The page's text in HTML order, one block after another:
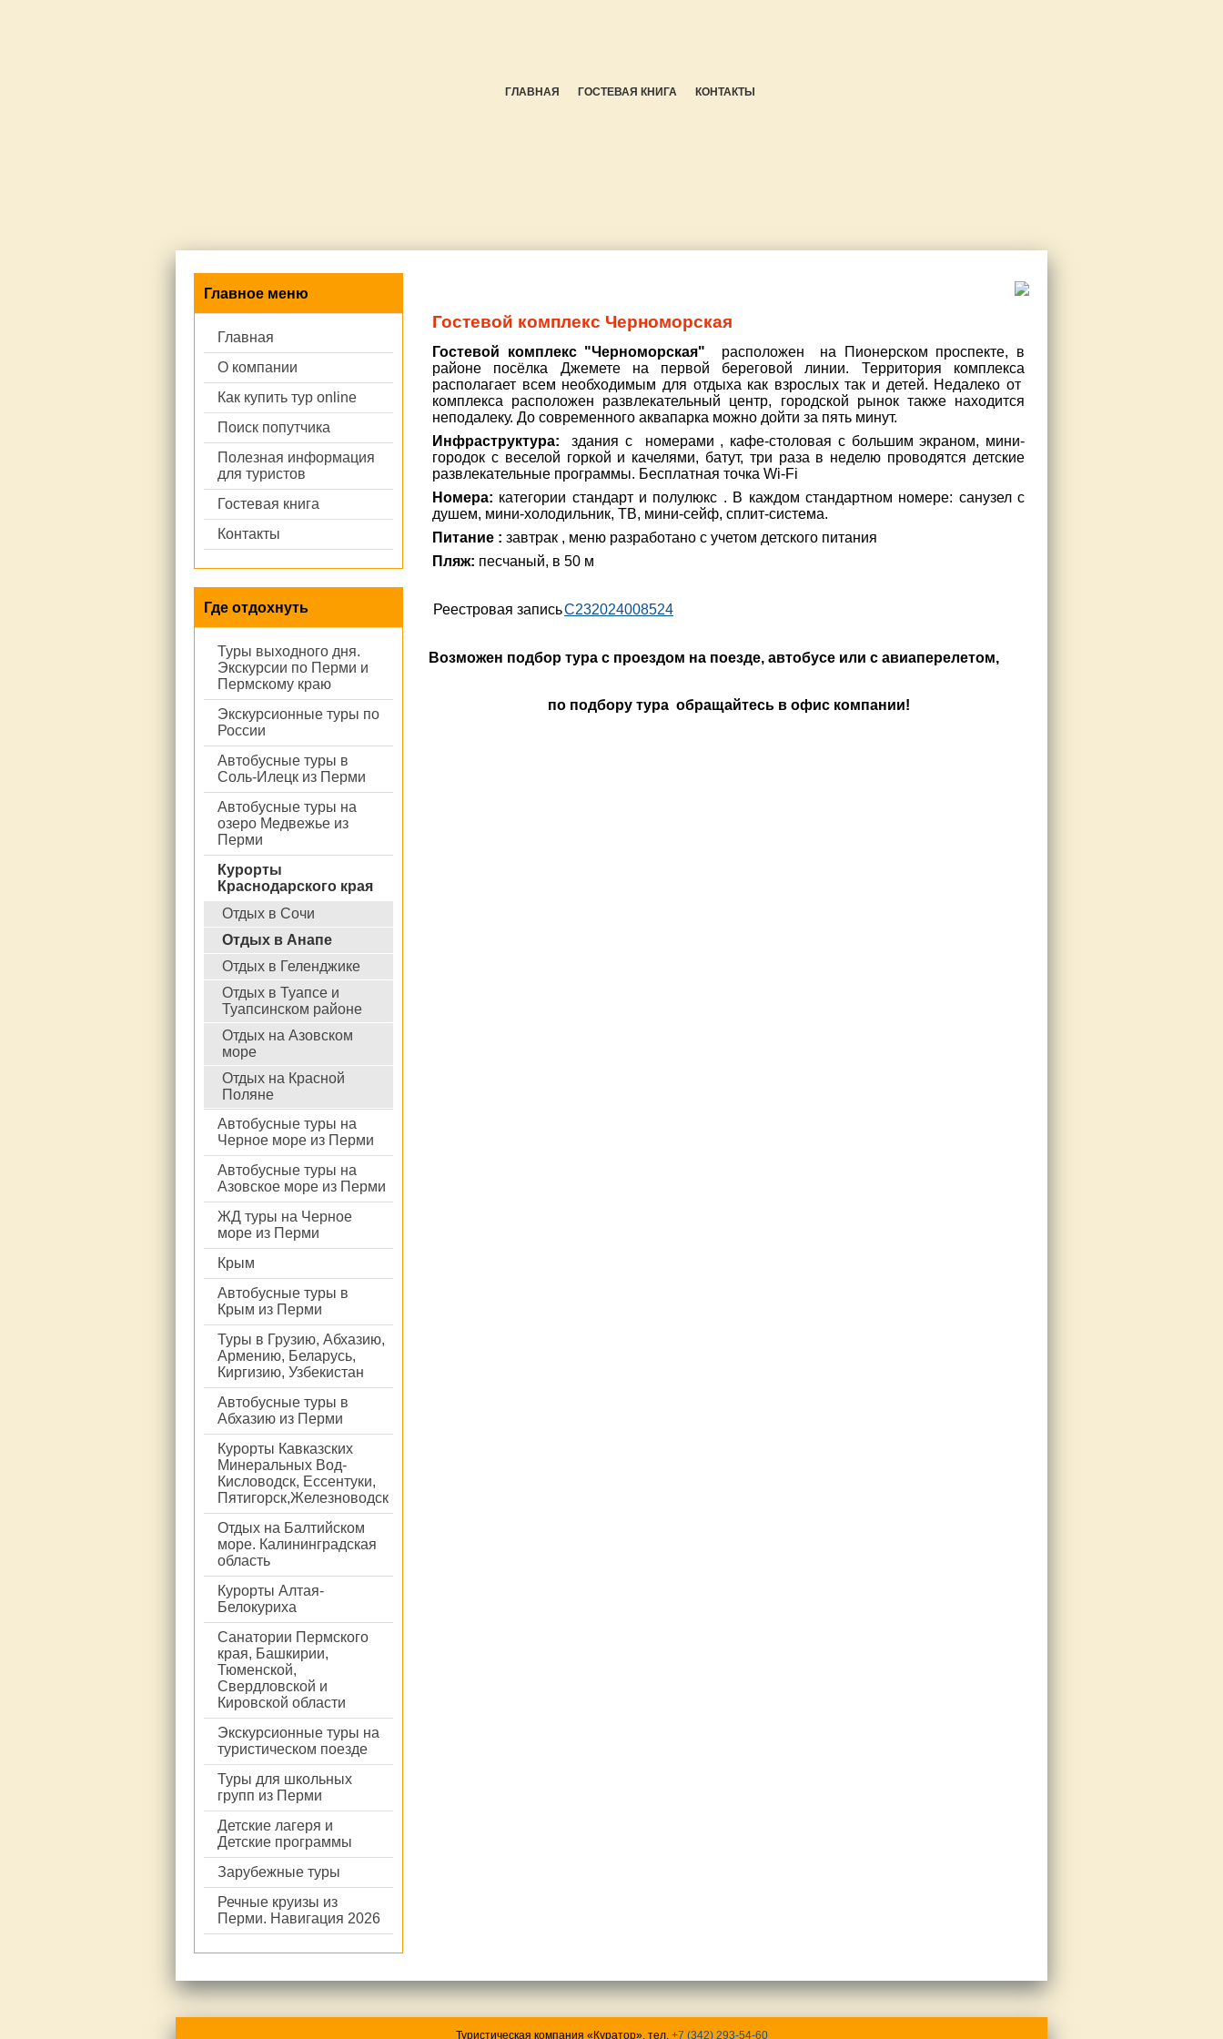
ГЛАВНАЯ ГОСТЕВАЯ КНИГА КОНТАКТЫ
Главное меню
Главная
О компании
Как купить тур online
Поиск попутчика
Полезная информация
для туристов
Гостевая книга
Контакты
Где отдохнуть
Туры выходного дня.
Экскурсии по Перми и
Пермскому краю
Экскурсионные туры по
России
Автобусные туры в
Соль-Илецк из Перми
Автобусные туры на
озеро Медвежье из
Перми
Курорты
Краснодарского края
Отдых в Сочи
Отдых в Анапе
Отдых в Геленджике
Отдых в Туапсе и
Туапсинском районе
Отдых на Азовском
море
Отдых на Красной
Поляне
Автобусные туры на
Черное море из Перми
Автобусные туры на
Азовское море из Перми
ЖД туры на Черное
море из Перми
Крым
Автобусные туры в
Крым из Перми
Туры в Грузию, Абхазию,
Армению, Беларусь,
Киргизию, Узбекистан
Автобусные туры в
Абхазию из Перми
Курорты Кавказских
Минеральных Вод-
Кисловодск, Ессентуки,
Пятигорск,Железноводск
Отдых на Балтийском
море. Калининградская
область
Курорты Алтая-
Белокуриха
Санатории Пермского
края, Башкирии,
Тюменской,
Свердловской и
Кировской области
Экскурсионные туры на
туристическом поезде
Туры для школьных
групп из Перми
Детские лагеря и
Детские программы
Зарубежные туры
Речные круизы из
Перми. Навигация 2026
Гостевой комплекс Черноморская
Гостевой комплекс "Черноморская"
расположен на Пионерском проспекте, в
районе посёлка Джемете на первой береговой линии. Территория комплекса
располагает всем необходимым для отдыха как взрослых так и детей. Недалеко от
комплекса расположен развлекательный центр, городской рынок также находится
неподалеку. До современного аквапарка можно дойти за пять минут.
Инфраструктура: здания с номерами , кафе-столовая с большим экраном, мини-
городок с веселой горкой и качелями, батут, три раза в неделю проводятся детские
развлекательные программы. Бесплатная точка Wi-Fi
Номера: категории стандарт и полулюкс . В каждом стандартном номере: санузел с
душем, мини-холодильник, ТВ, мини-сейф, сплит-система.
Питание : завтрак , меню разработано с учетом детского питания
Пляж: песчаный, в 50 м
Реестровая записьС232024008524
Возможен подбор тура с проездом на поезде, автобусе или с авиаперелетом,
по подбору тура обращайтесь в офис компании!
Туристическая компания «Куратор», тел. +7 (342) 293-54-60